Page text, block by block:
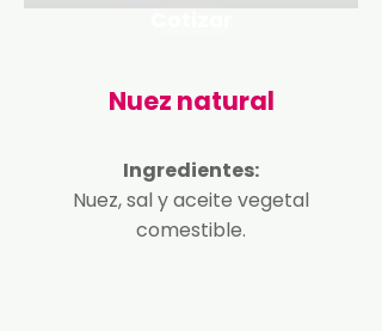
Nuez natural
Ingredientes:
Nuez, sal y aceite vegetal
comestible.